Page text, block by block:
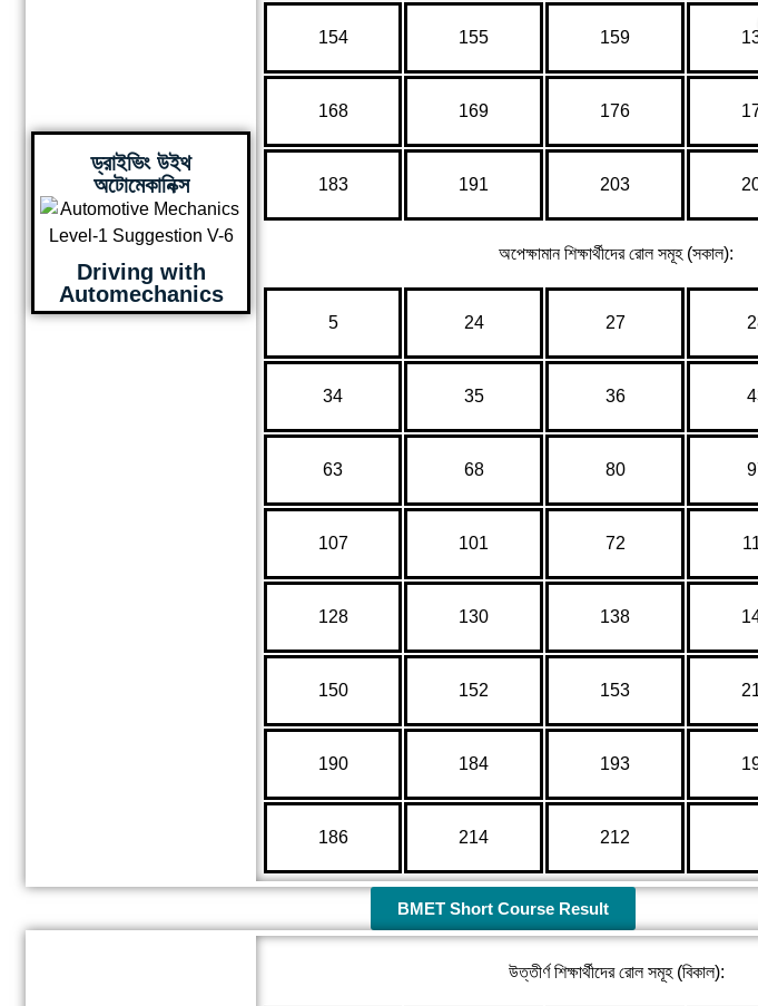
ড্রাইভিং উইথ
অটোমেকানিক্স
Driving with
Automechanics
154 155 159
168 169 176
183 191 203
অপেক্ষামান শিক্ষার্থীদের রোল সমূহ (সকাল):
5 24 27
34 35 36
63 68 80
107 101 72
128 130 138
150 152 153
190 184 193
186 214 212
BMET Short Course Result
উত্তীর্ণ শিক্ষার্থীদের রোল সমূহ (বিকাল):